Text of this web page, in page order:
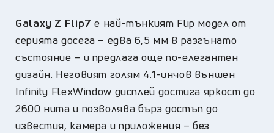
Galaxy Z Flip7 е най-тънкият Flip модел от
серията досега – едва 6,5 мм в разгънато
състояние – и предлага още по-елегантен
дизайн. Неговият голям 4.1-инчов външен
Infinity FlexWindow дисплей достига яркост до
2600 нита и позволява бърз достъп до
известия, камера и приложения – без